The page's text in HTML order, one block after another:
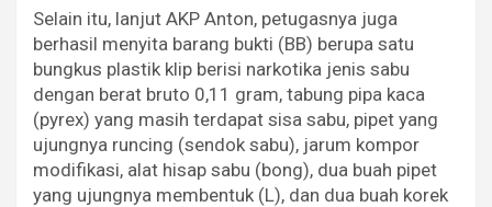
Selain itu, lanjut AKP Anton, petugasnya juga
berhasil menyita barang bukti (BB) berupa satu
bungkus plastik klip berisi narkotika jenis sabu
dengan berat bruto 0,11 gram, tabung pipa kaca
(pyrex) yang masih terdapat sisa sabu, pipet yang
ujungnya runcing (sendok sabu), jarum kompor
modifikasi, alat hisap sabu (bong), dua buah pipet
yang ujungnya membentuk (L), dan dua buah korek